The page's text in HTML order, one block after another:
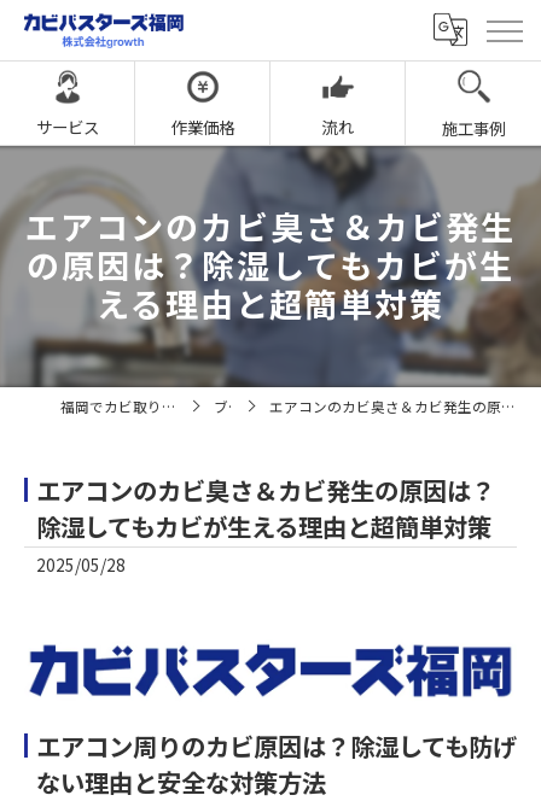
サービス 作業価格 流れ 施工事例
エアコンのカビ臭さ＆カビ発生
の原因は？除湿してもカビが生
える理由と超簡単対策
福岡でカビ取りならカビバスターズ福岡 ブログ エアコンのカビ臭さ＆カビ発生の原因は？除湿してもカビが生える理由と超簡単対策
エアコンのカビ臭さ＆カビ発生の原因は？
除湿してもカビが生える理由と超簡単対策
2025/05/28
エアコン周りのカビ原因は？除湿しても防げ
ない理由と安全な対策方法